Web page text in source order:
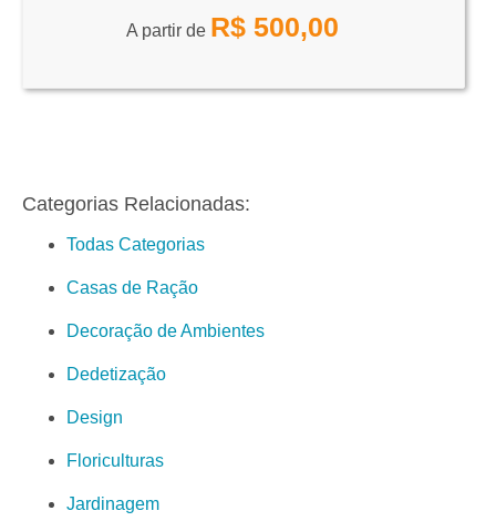
A partir de R$ 500,00
Categorias Relacionadas:
Todas Categorias
Casas de Ração
Decoração de Ambientes
Dedetização
Design
Floriculturas
Jardinagem